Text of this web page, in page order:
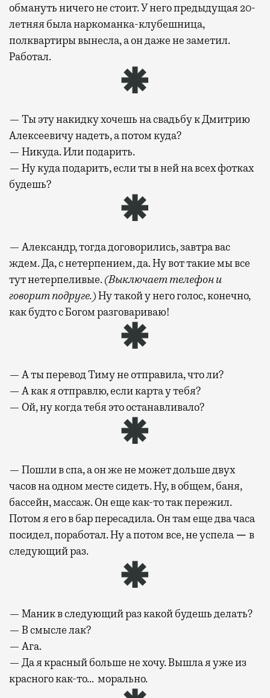
обмануть ничего не стоит. У него предыдущая 20-
летняя была наркоманка-клубешница,
полквартиры вынесла, а он даже не заметил.
Работал.
— Ты эту накидку хочешь на свадьбу к Дмитрию
Алексеевичу надеть, а потом куда?
— Никуда. Или подарить.
— Ну куда подарить, если ты в ней на всех фотках
будешь?
— Александр, тогда договорились, завтра вас
ждем. Да, с нетерпением, да. Ну вот такие мы все
тут нетерпеливые.(Выключает телефон и
говорит подруге.)Ну такой у него голос, конечно,
как будто с Богом разговариваю!
— А ты перевод Тиму не отправила, что ли?
— А как я отправлю, если карта у тебя?
— Ой, ну когда тебя это останавливало?
— Пошли в спа, а он же не может дольше двух
часов на одном месте сидеть. Ну, в общем, баня,
бассейн, массаж. Он еще как-то так пережил.
Потом я его в бар пересадила. Он там еще два часа
посидел, поработал. Ну а потом все, не успела — в
следующий раз.
— Маник в следующий раз какой будешь делать?
— В смысле лак?
— Ага.
— Да я красный больше не хочу. Вышла я уже из
красного как-то… морально.